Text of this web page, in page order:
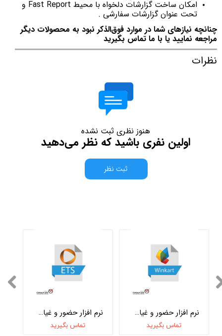
امکان ساخت گزارشات دلخواه با محیط Fast Report و
تحت عنوان گزارشات سفارشی .
چنانچه نیازهای شما در موارد فوق‌الذکر نبود به محصولات دیگر
مراجعه نمایید یا با ما تماس بگیرید
نظرات
هنوز نظری ثبت نشده
اولین نفری باشید که نظر می‌دهید
ثبت نظر
نرم افزار حضور و غیاب ETS
تماس بگیرید
نرم افزار حضور و غیاب Winkart
تماس بگیرید